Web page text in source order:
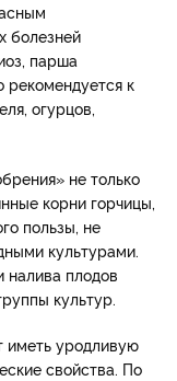
болезней
парша
рекомендуется к
огурцов,
не только
корни горчицы,
пользы, не
культурами.
налива плодов
культур.
уродливую
свойства. По